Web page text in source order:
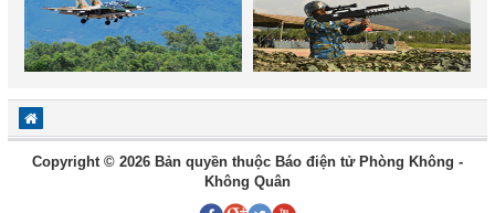
Copyright © 2026 Bản quyền thuộc Báo điện tử Phòng Không -
Không Quân